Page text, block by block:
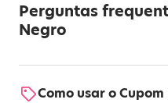
Perguntas
Negro
Como usar o